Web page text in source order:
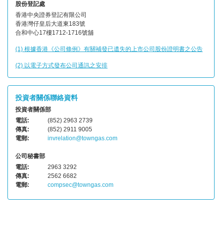
股份登記處
香港中央證券登記有限公司
香港灣仔皇后大道東183號
合和中心17樓1712-1716號舖
(1) 根據香港《公司條例》有關補發已遺失的上市公司股份證明書之公告
(2) 以電子方式發布公司通訊之安排
投資者關係聯絡資料
投資者關係部
電話:
(852) 2963 2739
傳真:
(852) 2911 9005
電郵:
invrelation@towngas.com
公司秘書部
電話:
2963 3292
傳真:
2562 6682
電郵:
compsec@towngas.com